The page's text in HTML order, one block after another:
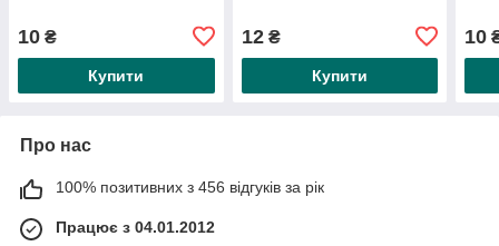
10 ₴
Купити
12₴
Купити
10
Про нас
100% позитивних з 456 відгуків за рік
Працює з 04.01.2012